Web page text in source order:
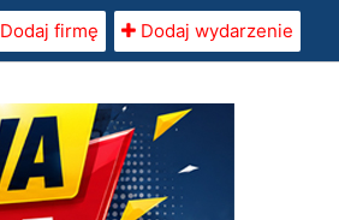
Dodaj firmę Dodaj wydarzenie